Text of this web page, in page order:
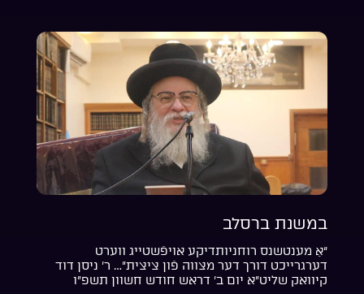
במשנת ברסלב
“אַ מענטשנס רוחניותדיקע אויפֿשטייג ווערט
דערגרייכט דורך דער מצווה פֿון ציצית”… ר’ ניסן דוד
קיוואק שליט”א יום ב’ דראש חודש חשוון תשפ”ו